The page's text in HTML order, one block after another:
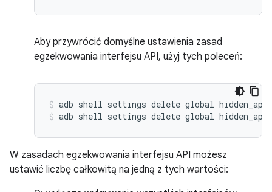
Aby przywrócić domyślne ustawienia zasad
egzekwowania interfejsu API, użyj tych poleceń:
adb shell settings delete global
adb shell settings delete global
W zasadach egzekwowania interfejsu API możesz
ustawić liczbę całkowitą na jedną z tych wartości: